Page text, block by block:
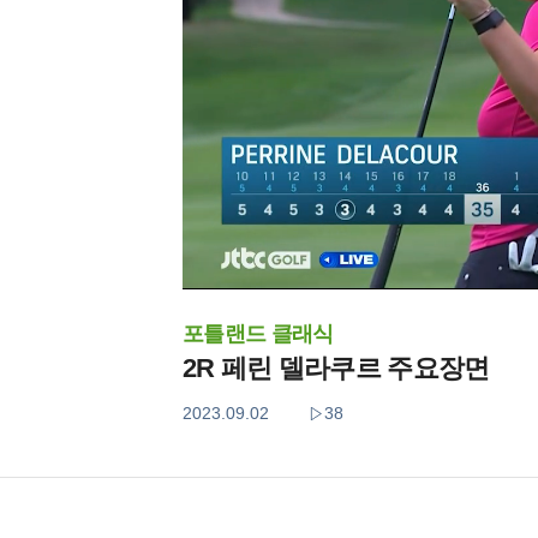
포틀랜드 클래식
2R 페린 델라쿠르 주요장면
2023.09.02 38